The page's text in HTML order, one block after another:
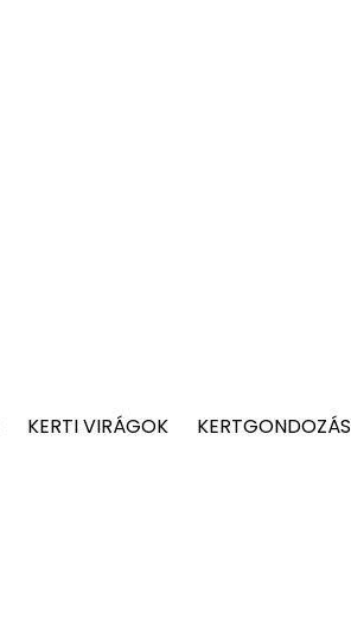
KERTI VIRÁGOK KERTGONDOZÁS